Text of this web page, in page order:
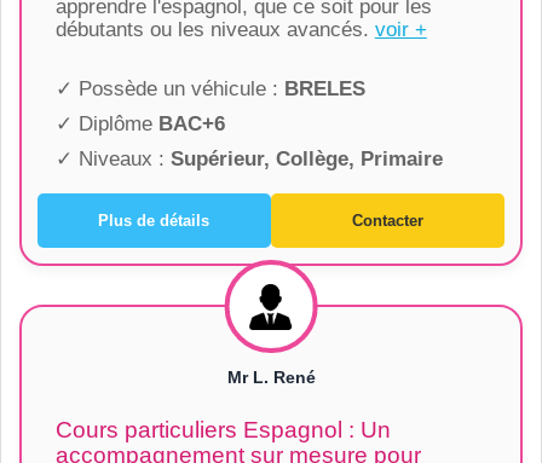
apprendre l'espagnol, que ce soit pour les
débutants ou les niveaux avancés. voir +
✓ Possède un véhicule : BRELES
✓ Diplôme BAC+6
✓ Niveaux : Supérieur, Collège, Primaire
Plus de détails Contacter
Mr L. René
Cours particuliers Espagnol : Un
accompagnement sur mesure pour